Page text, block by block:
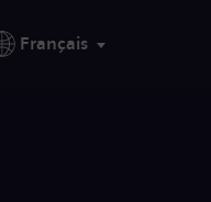
Français